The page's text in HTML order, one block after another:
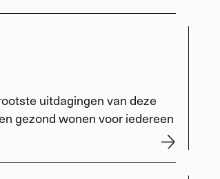
uitdagingen van deze
gezond wonen voor iedereen